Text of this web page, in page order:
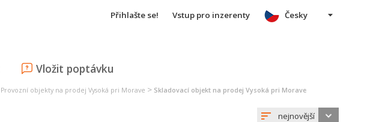
Přihlašte se! Vstup pro inzerenty
Vložit poptávku
Česky
Provozní objekty na prodej Vysoká pri Morave > Skladovací objekt na prodej Vysoká pri Morave
nejnovější